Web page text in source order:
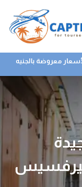
معروضة بالجنيه